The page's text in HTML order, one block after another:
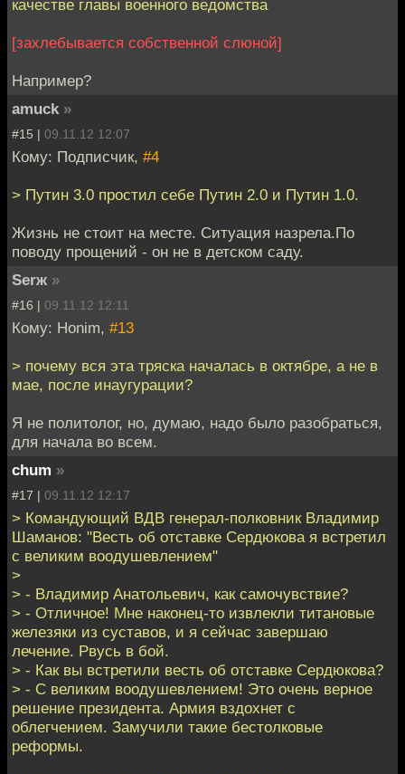
качестве главы военного ведомства
[захлебывается собственной слюной]
Например?
amuck »
#15 | 09.11.12 12:07
Кому: Подписчик, #4
> Путин 3.0 простил себе Путин 2.0 и Путин 1.0.
Жизнь не стоит на месте. Ситуация назрела.По
поводу прощений - он не в детском саду.
Serж »
#16 | 09.11.12 12:11
Кому: Honim, #13
> почему вся эта тряска началась в октябре, а не в
мае, после инаугурации?
Я не политолог, но, думаю, надо было разобраться,
для начала во всем.
chum »
#17 | 09.11.12 12:17
> Командующий ВДВ генерал-полковник Владимир
Шаманов: "Весть об отставке Сердюкова я встретил
с великим воодушевлением"
>
> - Владимир Анатольевич, как самочувствие?
> - Отличное! Мне наконец-то извлекли титановые
железяки из суставов, и я сейчас завершаю
лечение. Рвусь в бой.
> - Как вы встретили весть об отставке Сердюкова?
> - С великим воодушевлением! Это очень верное
решение президента. Армия вздохнет с
облегчением. Замучили такие бестолковые
реформы.